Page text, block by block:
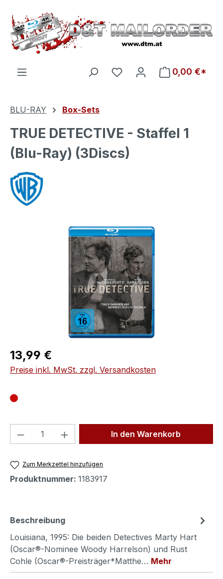
Zum Hauptinhalt springen
Du hast 0 Produkte auf
0,00 €*
BLU-RAY Box-Sets
TRUE DETECTIVE - Staffel 1
(Blu-Ray) (3Discs)
Bildergalerie überspringen
Regulärer Preis:
13,99 €
Preise inkl. MwSt. zzgl. Versandkosten
Produkt Anzahl: Gib denIn den Warenkorb
Zum Merkzettel hinzufügen
Produktnummer: 1183917
Beschreibung
Louisiana, 1995: Die beiden Detectives Marty Hart
(Oscar®-Nominee Woody Harrelson) und Rust
Cohle (Oscar®-Preisträger*Matthe… Mehr